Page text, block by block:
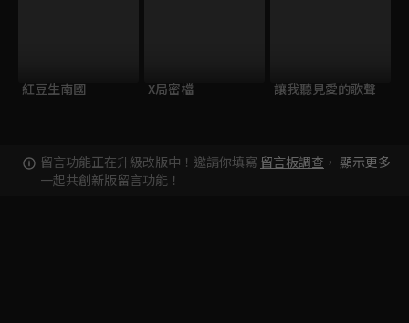
紅豆生南國 X局密檔 讓我聽見愛的歌聲
留言功能正在升級改版中！邀請你填寫 留言板調查 ，
一起共創新版留言功能！
顯示更多